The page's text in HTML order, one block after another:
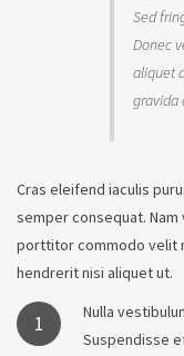
Sed
Donec
aliquet
gravida
Cras eleifend iaculis
semper consequat.
porttitor commodo velit
hendrerit nisi aliquet ut.
1
Nulla
Suspendisse